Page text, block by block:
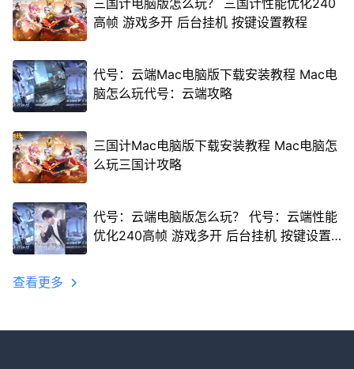
三国计电脑版怎么玩？ 三国计性能优化240
高帧 游戏多开 后台挂机 按键设置教程
代号：云端Mac电脑版下载安装教程 Mac电
脑怎么玩代号：云端攻略
三国计Mac电脑版下载安装教程 Mac电脑怎
么玩三国计攻略
代号：云端电脑版怎么玩？ 代号：云端性能
优化240高帧 游戏多开 后台挂机 按键设置
查看更多